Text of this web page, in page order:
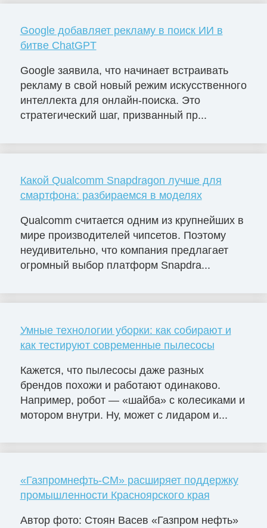
Google добавляет рекламу в поиск ИИ в
битве ChatGPT
Google заявила, что начинает встраивать
рекламу в свой новый режим искусственного
интеллекта для онлайн-поиска. Это
стратегический шаг, призванный пр...
Какой Qualcomm Snapdragon лучше для
смартфона: разбираемся в моделях
Qualcomm считается одним из крупнейших в
мире производителей чипсетов. Поэтому
неудивительно, что компания предлагает
огромный выбор платформ Snapdra...
Умные технологии уборки: как собирают и
как тестируют современные пылесосы
Кажется, что пылесосы даже разных
брендов похожи и работают одинаково.
Например, робот — «шайба» с колесиками и
мотором внутри. Ну, может с лидаром и...
«Газпромнефть-СМ» расширяет поддержку
промышленности Красноярского края
Автор фото: Стоян Васев «Газпром нефть»